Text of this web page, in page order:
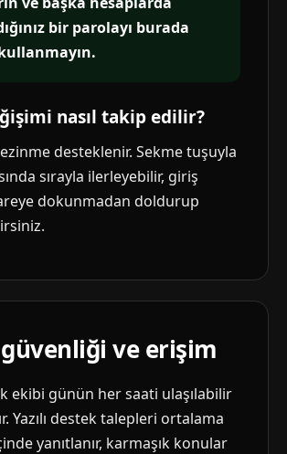
bir parolayı burada
nasıl takip edilir?
desteklenir. Sekme tuşuyla
sırayla ilerleyebilir, giriş
dokunmadan doldurup
ve erişim
ekibi günün her saati ulaşılabilir
Yazılı destek talepleri ortalama
yanıtlanır, karmaşık konular